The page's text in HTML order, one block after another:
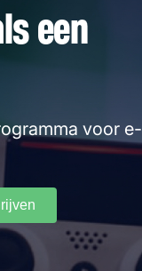
een
voor e-